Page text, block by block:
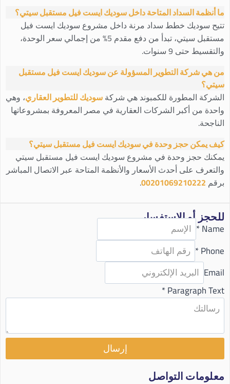
ما أنظمة السداد المتاحة داخل سوديك ايست فيل مستقبل سيتي؟
تتيح سوديك خطط سداد مرنة داخل مشروع سوديك ايست فيل
مستقبل سيتي، تبدأ من دفع مقدم 5% من إجمالي سعر الوحدة،
والتقسيط حتى 9 سنوات.
من هي شركة التطوير المسؤولة عن سوديك ايست فيل مستقبل
سيتي؟
الشركة المطورة للكمبوند هي شركةسوديك للتطوير العقاري، وهي
واحدة من أكبر الشركات العقارية في مصر المعروفة بمشروعاتها
الناجحة.
كيف يمكن حجز وحدة في سوديك ايست فيل مستقبل سيتي؟
يمكنك حجز وحدة في مشروع سوديك ايست فيل مستقبل سيتي
والتعرف على أحدث الأسعار والأنظمة المتاحة عبر الاتصال المباشر
برقم 00201069210222
.
للحجز أو الاستفسار
Name
*
Phone
*
Email
Paragraph Text
*
إرسال
معلومات التواصل